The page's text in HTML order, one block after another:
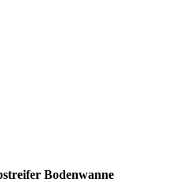
Bodenwanne